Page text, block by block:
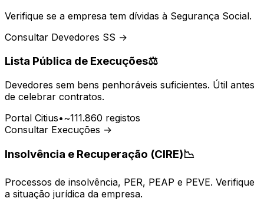
Verifique se a empresa tem dívidas à Segurança Social.
Consultar Devedores SS →
Lista Pública de Execuções⚖️
Devedores sem bens penhoráveis suficientes. Útil antes
de celebrar contratos.
Portal Citius•~111.860 registos
Consultar Execuções →
Insolvência e Recuperação (CIRE)📉
Processos de insolvência, PER, PEAP e PEVE. Verifique
a situação jurídica da empresa.